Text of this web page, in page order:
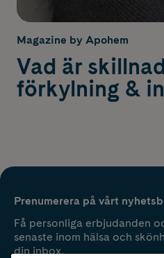
Magazine by Apohem
Vad är
förkylning &
Prenumerera på vårt
Få personliga erbjudanden
senaste inom hälsa och
din inbox.